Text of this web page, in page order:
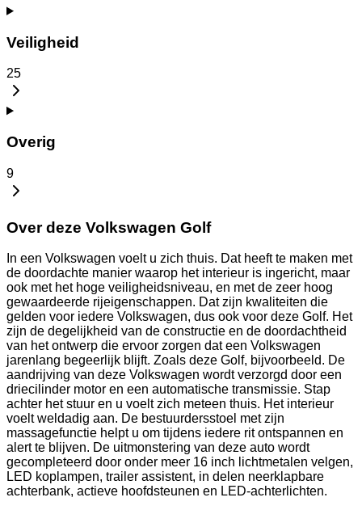
Veiligheid
25
Overig
9
Over deze Volkswagen Golf
In een Volkswagen voelt u zich thuis. Dat heeft te maken met
de doordachte manier waarop het interieur is ingericht, maar
ook met het hoge veiligheidsniveau, en met de zeer hoog
gewaardeerde rijeigenschappen. Dat zijn kwaliteiten die
gelden voor iedere Volkswagen, dus ook voor deze Golf. Het
zijn de degelijkheid van de constructie en de doordachtheid
van het ontwerp die ervoor zorgen dat een Volkswagen
jarenlang begeerlijk blijft. Zoals deze Golf, bijvoorbeeld. De
aandrijving van deze Volkswagen wordt verzorgd door een
driecilinder motor en een automatische transmissie. Stap
achter het stuur en u voelt zich meteen thuis. Het interieur
voelt weldadig aan. De bestuurdersstoel met zijn
massagefunctie helpt u om tijdens iedere rit ontspannen en
alert te blijven. De uitmonstering van deze auto wordt
gecompleteerd door onder meer 16 inch lichtmetalen velgen,
LED koplampen, trailer assistent, in delen neerklapbare
achterbank, actieve hoofdsteunen en LED-achterlichten.